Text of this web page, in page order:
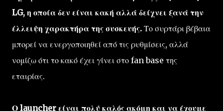
LG, η οποία δεν είναι κακή αλλά δείχνει ξανά την
έλλειψη χαρακτήρα της συσκευής. Το συρτάρι βέβαια
μπορεί να ενεργοποιηθεί από τις ρυθμίσεις, αλλά
νομίζω ότι το κακό έχει γίνει στο fan base της
εταιρίας.
Ο launcher είναι πολύ καλός ακόμη και να έχουμε